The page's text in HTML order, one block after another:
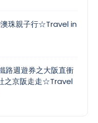
珠親子行☆Travel in
路週遊券之大阪直衝
之京阪走走☆Travel